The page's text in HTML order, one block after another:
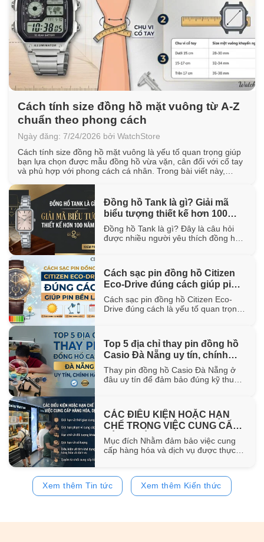
Cách tính size đồng hồ mặt vuông từ A-Z
chuẩn theo phong cách
Ngày đăng: 7/24/2026 bởi WatchStore
Cách tính size đồng hồ mặt vuông là yếu tố quan trọng giúp
bạn lựa chọn được mẫu đồng hồ vừa vặn, cân đối với cổ tay
và phù hợp với phong cách cá nhân. Trong bài viết này,
thước mặt vuông [...]
Đồng hồ Tank là gì? Giải mã
biểu tượng thiết kế hơn 100
năm tuổi
Đồng hồ Tank là gì? Đây là câu hỏi
được nhiều người yêu thích đồng hồ
Trong bài viết này, WatchStore sẽ
giúp bạn khám phá nguồn gốc ra đời,
đặc điểm [...]
Cách sạc pin đồng hồ Citizen
Eco-Drive đúng cách giúp pin
bền lâu
Cách sạc pin đồng hồ Citizen Eco-
Drive đúng cách là yếu tố quan trọng
WatchStore sẽ hướng dẫn chi tiết các
phương pháp sạc bằng ánh sáng mặt
trời, ánh [...]
Top 5 địa chỉ thay pin đồng hồ
Casio Đà Nẵng uy tín, chính
hãng
Thay pin đồng hồ Casio Đà Nẵng ở
đâu uy tín để đảm bảo đúng kỹ thuật
thay pin Casio đáng tin cậy tại Đà
Nẵng, đồng thời chia sẻ quy trình
thay pin và bảng giá tham [...]
CÁC ĐIỀU KIỆN HOẶC HẠN
CHẾ TRONG VIỆC CUNG CẤP
HÀNG HÓA, DỊCH VỤ
Mục đích Nhằm đảm bảo việc cung
cấp hàng hóa và dịch vụ được thực
khách hàng, website
https://www.watchstore.vn công bố
các điều kiện và giới hạn áp dụng đối
Xem thêm Tin tức Xem thêm Kiến thức